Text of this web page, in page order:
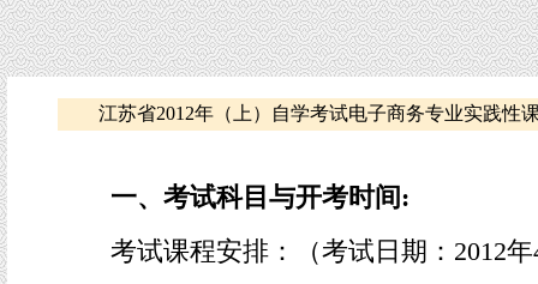
江苏省2012年（上）自学考试电子商务专业实践性
一、考试科目与开考时间:
考试课程安排：（考试日期：